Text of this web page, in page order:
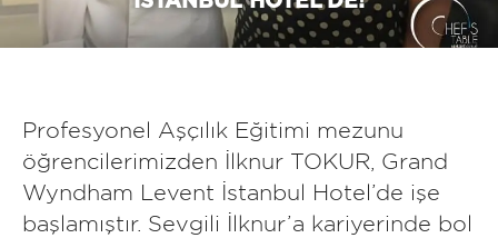
Profesyonel Aşçılık Eğitimi mezunu
öğrencilerimizden İlknur TOKUR, Grand
Wyndham Levent İstanbul Hotel’de işe
başlamıştır. Sevgili İlknur’a kariyerinde bol